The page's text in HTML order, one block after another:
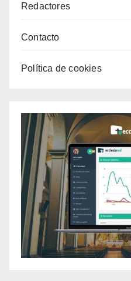
Redactores
Contacto
Política de cookies